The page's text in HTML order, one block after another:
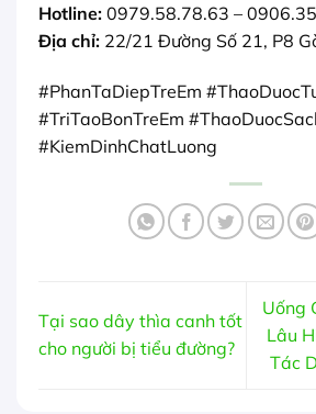
Hotline: 0979.58.78.63 –
Địa chỉ: 22/21 Đường Số 21, P8
#PhanTaDiepTreEm
#TriTaoBonTreEm
#KiemDinhChatLuong
Tại sao dây thìa canh tốt
cho người bị tiểu đường?
Uống
Lâu
Tác